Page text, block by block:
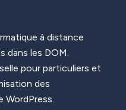
à distance
dans les DOM.
pour particuliers et
des
WordPress.